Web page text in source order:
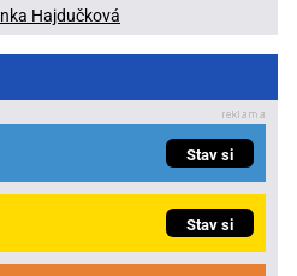
Hajdučková
Stav si
Stav si